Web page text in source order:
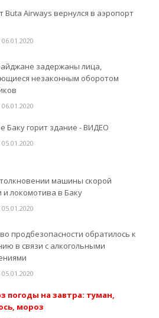
Buta Airways вернулся в аэропорт
задержаны лица,
незаконным оборотом
Баку горит здание - ВИДЕО
машины скорой
локомотива в Баку
продбезопасности обратилось к
в связи с алкогольными
погоды на завтра: туман,
мороз